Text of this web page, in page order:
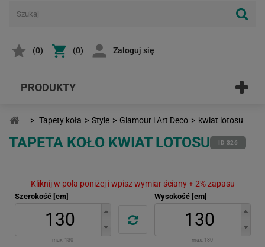
(0) (0) Zaloguj się
PRODUKTY
> Tapety koła > Style > Glamour i Art Deco > kwiat lotosu
TAPETA KOŁO KWIAT LOTOSU ID 326
Kliknij w pola poniżej i wpisz wymiar ściany + 2% zapasu
Szerokość [cm]
max: 130
Wysokość [cm]
max: 130